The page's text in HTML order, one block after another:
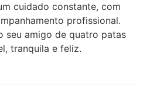
cuidado constante, com
profissional.
seu amigo de quatro patas
tranquila e feliz.